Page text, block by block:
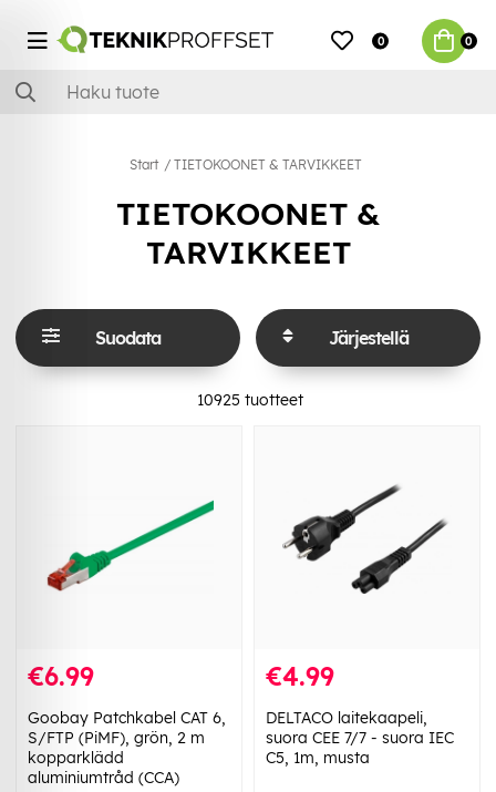
0 0
Start TIETOKOONET & TARVIKKEET
TIETOKOONET &
TARVIKKEET
Suodata Järjestellä
10925 tuotteet
€6.99
Goobay Patchkabel CAT 6,
S/FTP (PiMF), grön, 2 m
kopparklädd
aluminiumtråd (CCA)
€4.99
DELTACO laitekaapeli,
suora CEE 7/7 - suora IEC
C5, 1m, musta